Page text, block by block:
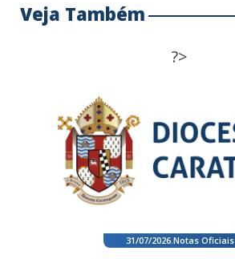
Veja Também
?>
31/07/2026. Notas Oficiais